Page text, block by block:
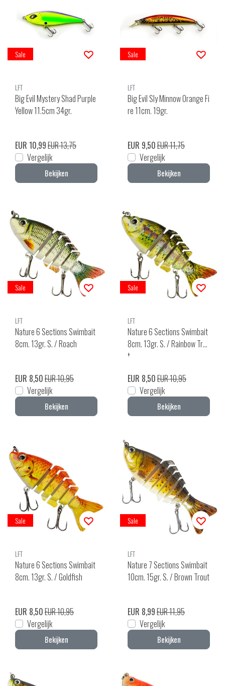
Sale
LFT
Big Evil Mystery Shad Purple
Yellow 11.5cm 34gr.
EUR 10,99EUR 13,75
Vergelijk
Bekijken
Sale
LFT
Big Evil Sly Minnow Orange Fi
re 11cm. 19gr.
EUR 9,50EUR 11,75
Vergelijk
Bekijken
Sale
LFT
Nature 6 Sections Swimbait
8cm. 13gr. S. / Roach
EUR 8,50EUR 10,95
Vergelijk
Bekijken
Sale
LFT
Nature 6 Sections Swimbait
8cm. 13gr. S. / Rainbow Trou
t
EUR 8,50EUR 10,95
Vergelijk
Bekijken
Sale
LFT
Nature 6 Sections Swimbait
8cm. 13gr. S. / Goldfish
EUR 8,50EUR 10,95
Vergelijk
Bekijken
Sale
LFT
Nature 7 Sections Swimbait
10cm. 15gr. S. / Brown Trout
EUR 8,99EUR 11,95
Vergelijk
Bekijken